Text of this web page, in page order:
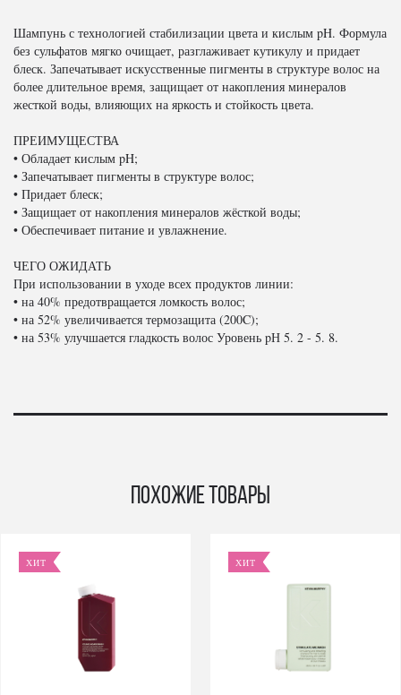
Шампунь с технологией стабилизации цвета и кислым pH. Формула
без сульфатов мягко очищает, разглаживает кутикулу и придает
блеск. Запечатывает искусственные пигменты в структуре волос на
более длительное время, защищает от накопления минералов
жесткой воды, влияющих на яркость и стойкость цвета.
ПРЕИМУЩЕСТВА
• Обладает кислым pH;
• Запечатывает пигменты в структуре волос;
• Придает блеск;
• Защищает от накопления минералов жёсткой воды;
• Обеспечивает питание и увлажнение.
ЧЕГО ОЖИДАТЬ
При использовании в уходе всех продуктов линии:
• на 40% предотвращается ломкость волос;
• на 52% увеличивается термозащита (200C);
• на 53% улучшается гладкость волос Уровень pН 5. 2 - 5. 8.
Похожие товары
ХИТ ХИТ